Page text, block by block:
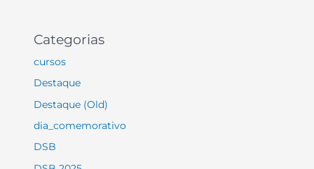
Categorias
cursos
Destaque
Destaque (Old)
dia_comemorativo
DSB